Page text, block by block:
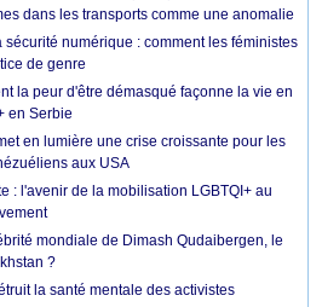
dans les transports comme une anomalie
numérique : comment les féministes
de genre
la peur d'être démasqué façonne la vie en
en Serbie
en lumière une crise croissante pour les
aux USA
: l'avenir de la mobilisation LGBTQI+ au
mondiale de Dimash Qudaibergen, le
?
la santé mentale des activistes